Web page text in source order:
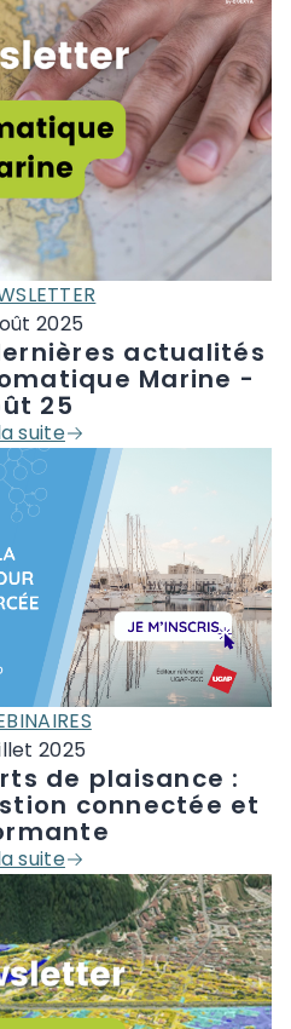
actualités
Marine -
25
suite
:
2025
de plaisance :
connectée et
suite
:
2025